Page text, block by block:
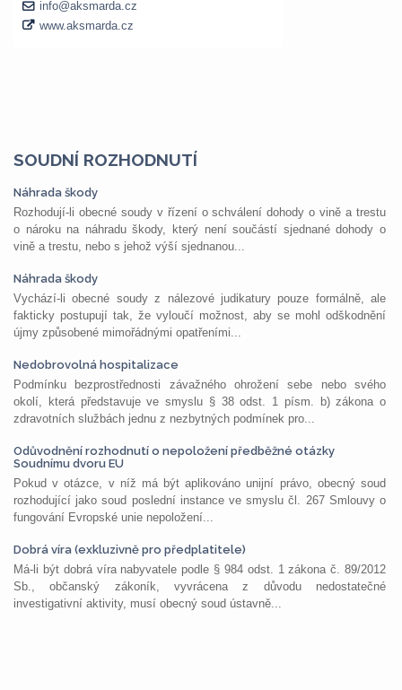
SOUDNÍ ROZHODNUTÍ
Náhrada škody
Rozhodují-li obecné soudy v řízení o schválení dohody o vině a trestu
o nároku na náhradu škody, který není součástí sjednané dohody o
vině a trestu, nebo s jehož výší sjednanou...
Náhrada škody
Vychází-li obecné soudy z nálezové judikatury pouze formálně, ale
fakticky postupují tak, že vyloučí možnost, aby se mohl odškodnění
újmy způsobené mimořádnými opatřeními...
Nedobrovolná hospitalizace
Podmínku bezprostřednosti závažného ohrožení sebe nebo svého
okolí, která představuje ve smyslu § 38 odst. 1 písm. b) zákona o
zdravotních službách jednu z nezbytných podmínek pro...
Odůvodnění rozhodnutí o nepoložení předběžné otázky
Soudnímu dvoru EU
Pokud v otázce, v níž má být aplikováno unijní právo, obecný soud
rozhodující jako soud poslední instance ve smyslu čl. 267 Smlouvy o
fungování Evropské unie nepoložení...
Dobrá víra (exkluzivně pro předplatitele)
Má-li být dobrá víra nabyvatele podle § 984 odst. 1 zákona č. 89/2012
Sb., občanský zákoník, vyvrácena z důvodu nedostatečné
investigativní aktivity, musí obecný soud ústavně...